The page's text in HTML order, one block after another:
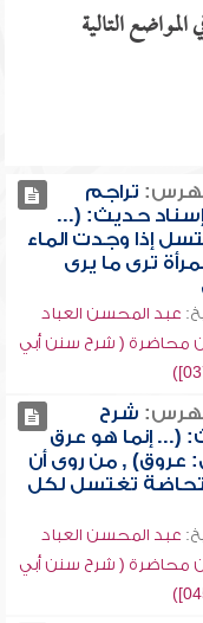
التالية
تراجم
حديث: (...
إذا وجدت الماء
ترى ما يرى
عبد المحسن العباد
محاضرة ( شرح سنن أبي
شرح
(... إنما هو عرق
عروق) , من روى أن
تغتسل لكل
عبد المحسن العباد
محاضرة ( شرح سنن أبي